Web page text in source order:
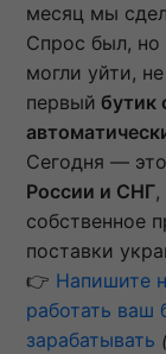
месяц мы
Спрос был,
могли уйти,
первый бутик
Сегодня — это
России и СНГ,
собственное
поставки
👉 Напишите
работать ваш
зарабатывать